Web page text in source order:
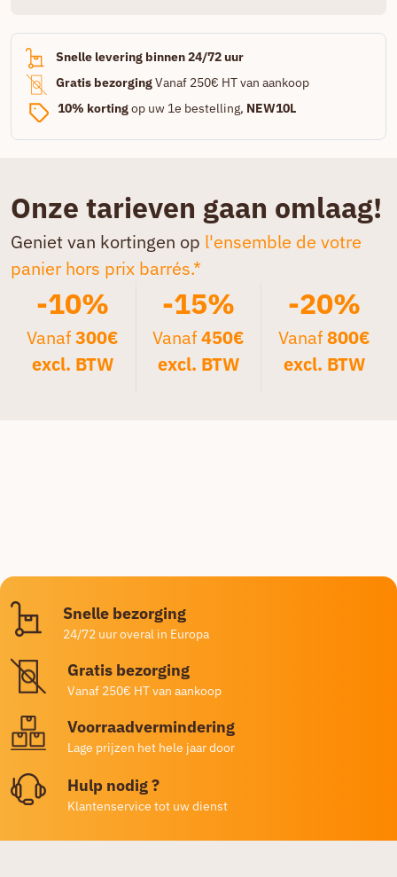
Snelle levering binnen 24/72 uur
Gratis bezorgingVanaf 250€ HT van aankoop
10% kortingop uw 1e bestelling, NEW10L
Onze tarieven gaan omlaag!
Geniet van kortingen op l'ensemble de votre
panier hors prix barrés.*
-10%
Vanaf300€
excl. BTW
-15%
Vanaf450€
excl. BTW
-20%
Vanaf800€
excl. BTW
Snelle bezorging
24/72 uur overal in Europa
Gratis bezorging
Vanaf 250€ HT van aankoop
Voorraadvermindering
Lage prijzen het hele jaar door
Hulp nodig ?
Klantenservice tot uw dienst